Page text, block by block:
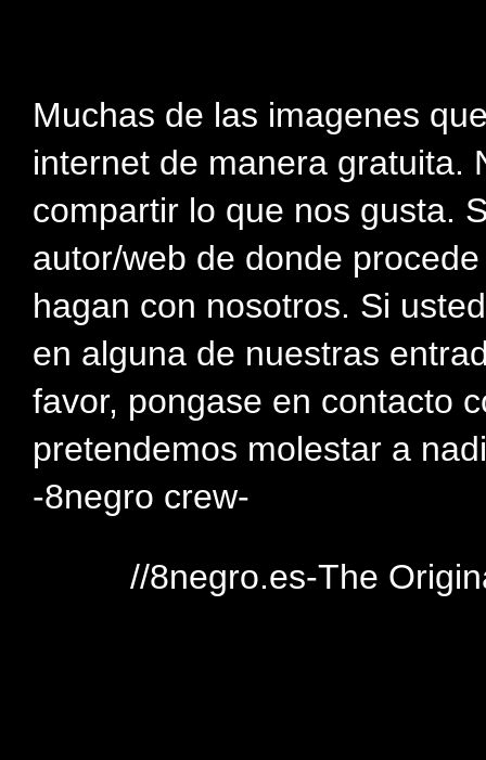
Muchas de las imagenes
internet de manera gratuita.
compartir lo que nos gusta.
autor/web de donde
hagan con nosotros. Si
en alguna de nuestras
favor, pongase en contacto
pretendemos molestar a
-8negro crew-
//8negro.es-The